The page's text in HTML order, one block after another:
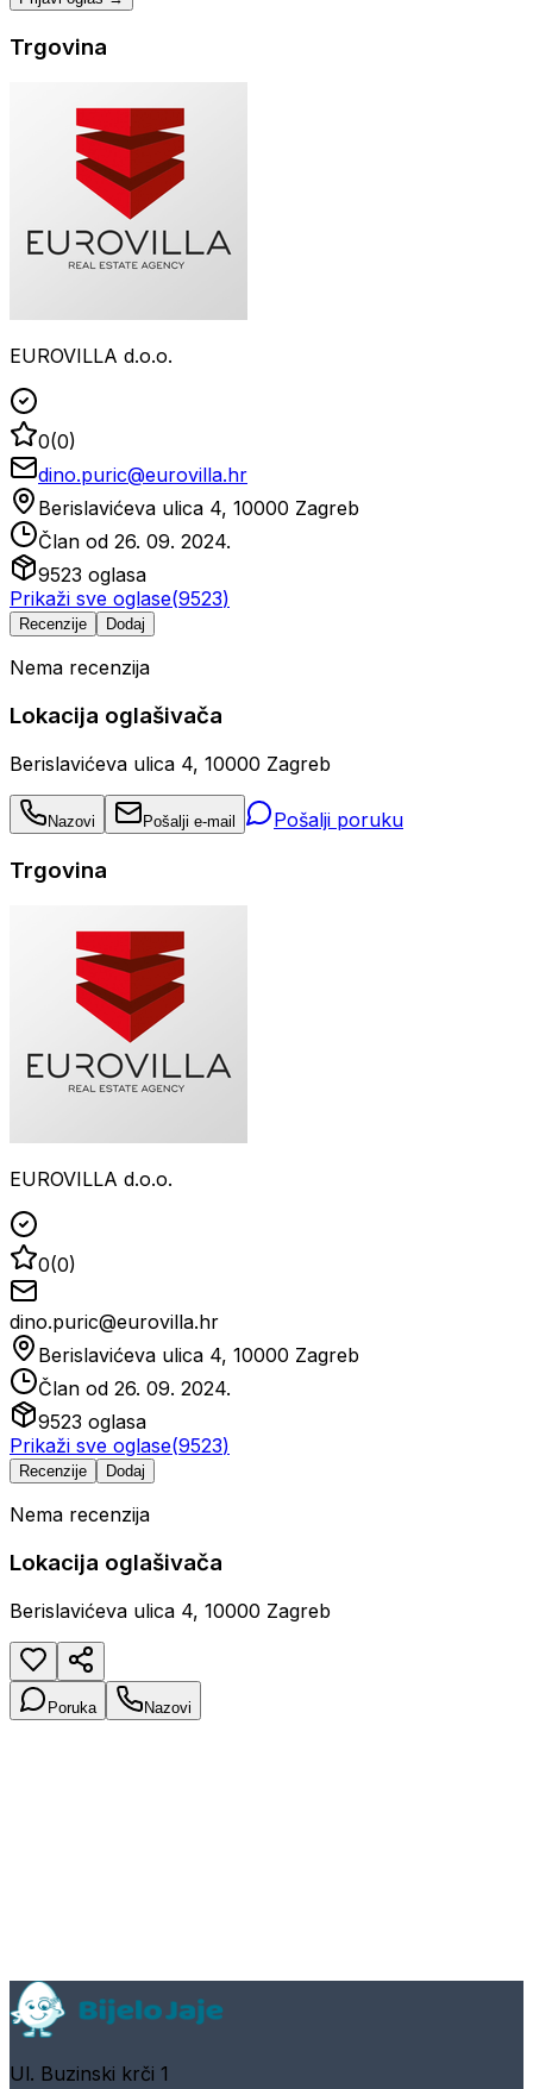
Trgovina
EUROVILLA d.o.o.
0(0)
dino.puric@eurovilla.hr
Berislavićeva ulica 4, 10000 Zagreb
Član od 26. 09. 2024.
9523 oglasa
Prikaži sve oglase(9523)
Recenzije Dodaj
Nema recenzija
Lokacija oglašivača
Berislavićeva ulica 4, 10000 Zagreb
Nazovi Pošalji e-mail Pošalji poruku
Trgovina
EUROVILLA d.o.o.
0(0)
dino.puric@eurovilla.hr
Berislavićeva ulica 4, 10000 Zagreb
Član od 26. 09. 2024.
9523 oglasa
Prikaži sve oglase(9523)
Recenzije Dodaj
Nema recenzija
Lokacija oglašivača
Berislavićeva ulica 4, 10000 Zagreb
Poruka Nazovi
Ul. Buzinski krči 1